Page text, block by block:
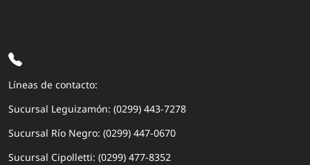
Líneas de contacto:
Sucursal Leguizamón: (0299) 443-7278
Sucursal Río Negro: (0299) 447-0670
Sucursal Cipolletti: (0299) 477-8352